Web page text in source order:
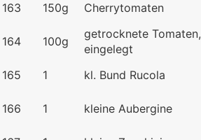
163 150g Cherrytomaten
164 100g
getrocknete Tomaten,
eingelegt
165 1 kl. Bund Rucola
166 1 kleine Aubergine